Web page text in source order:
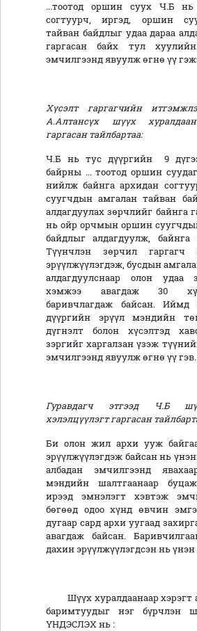
...тоотод оршин суух Ч.Б нь
согтуурч, иргэд, оршин
тайван байдлыг удаа дараа
гаргасан байх тул
эмчилгээнд явуулж өгнө үү
Хүсэлт гаргагчийн
А.Алтансүх шүүх
гаргасан тайлбартаа:
Ч.Б нь тус дүүргийн 9
байрны ... тоотод оршин
нийлж байнга архидан
суугчдын амгалан тайван
алдагдуулах зөрчлийг байнга
нь ойр орчмын оршин
байдлыг алдагдуулж, байнга
Түүнчлэн зөрчил
эрүүлжүүлэгдэж, бусдын
алдагдуулснаар олон удаа
хэмжээ авагдаж 30
баривчлагдаж байсан. Иймд
дүүргийн эрүүл мэндийн
дүгнэлт болон хүсэлтэд
зэргийг харгалзан үзэж
эмчилгээнд явуулж өгнө үү гэв.
Гуравдагч этгээд Ч.Б
хэлэлцүүлэгт гаргасан
Би олон жил архи ууж
эрүүлжүүлэгдэж байсан нь
албадан эмчилгээнд
мэндийн шалтгаанаар
ирээд эмнэлэгт хэвтэж
бөгөөд одоо хүнд өвчин
дугаар сард архи уугаад
авагдаж байсан.
дахин эрүүлжүүлэгдсэн нь үнэн
Шүүх хуралдаанаар хэрэгт
баримтуудыг нэг бүрчлэн
ҮНДЭСЛЭХ нь :